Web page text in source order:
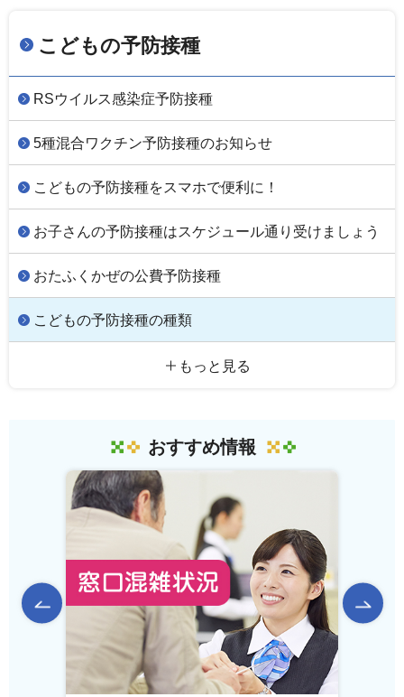
こどもの予防接種
RSウイルス感染症予防接種
5種混合ワクチン予防接種のお知らせ
こどもの予防接種をスマホで便利に！
お子さんの予防接種はスケジュール通り受けましょう
おたふくかぜの公費予防接種
こどもの予防接種の種類
もっと見る
おすすめ情報
前のスライドを表示